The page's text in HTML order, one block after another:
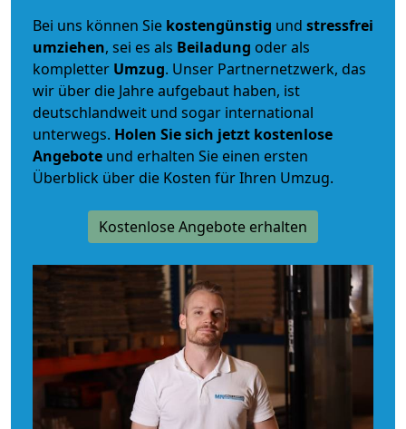
Bei uns können Sie kostengünstig und stressfrei
umziehen, sei es als Beiladung oder als
kompletter Umzug. Unser Partnernetzwerk, das
wir über die Jahre aufgebaut haben, ist
deutschlandweit und sogar international
unterwegs. Holen Sie sich jetzt kostenlose
Angebote und erhalten Sie einen ersten
Überblick über die Kosten für Ihren Umzug.
Kostenlose Angebote erhalten